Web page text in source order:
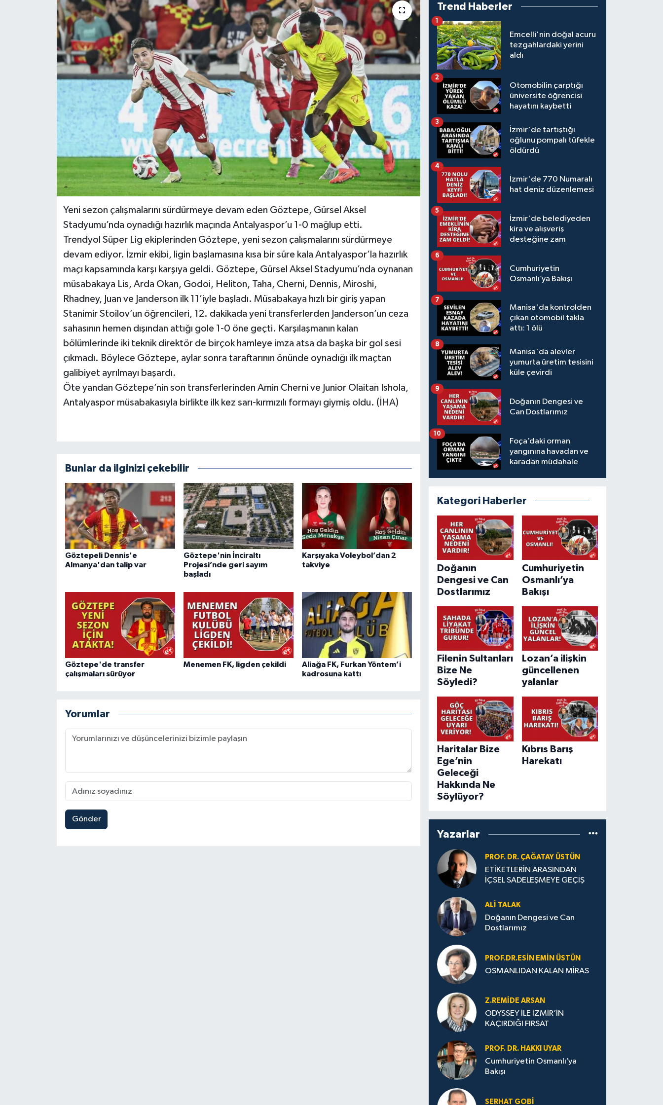
Yeni sezon çalışmalarını sürdürmeye devam eden Göztepe, Gürsel Aksel
Stadyumu’nda oynadığı hazırlık maçında Antalyaspor’u 1-0 mağlup etti.
Trendyol Süper Lig ekiplerinden Göztepe, yeni sezon çalışmalarını sürdürmeye
devam ediyor. İzmir ekibi, ligin başlamasına kısa bir süre kala Antalyaspor’la hazırlık
maçı kapsamında karşı karşıya geldi. Göztepe, Gürsel Aksel Stadyumu’nda oynanan
müsabakaya Lis, Arda Okan, Godoi, Heliton, Taha, Cherni, Dennis, Miroshi,
Rhadney, Juan ve Janderson ilk 11’iyle başladı. Müsabakaya hızlı bir giriş yapan
Stanimir Stoilov’un öğrencileri, 12. dakikada yeni transferlerden Janderson’un ceza
sahasının hemen dışından attığı gole 1-0 öne geçti. Karşılaşmanın kalan
bölümlerinde iki teknik direktör de birçok hamleye imza atsa da başka bir gol sesi
çıkmadı. Böylece Göztepe, aylar sonra taraftarının önünde oynadığı ilk maçtan
galibiyet ayrılmayı başardı.
Öte yandan Göztepe’nin son transferlerinden Amin Cherni ve Junior Olaitan Ishola,
Antalyaspor müsabakasıyla birlikte ilk kez sarı-kırmızılı formayı giymiş oldu. (İHA)
Bunlar da ilginizi çekebilir
Göztepeli Dennis'e
Almanya'dan talip var
Göztepe'nin İnciraltı
Projesi’nde geri sayım
başladı
Karşıyaka Voleybol’dan 2
takviye
Göztepe'de transfer
çalışmaları sürüyor
Menemen FK, ligden çekildi
Aliağa FK, Furkan Yöntem’i
kadrosuna kattı
Yorumlar
Gönder
Trend Haberler
Emcelli'nin doğal acuru
tezgahlardaki yerini
aldı
1
Otomobilin çarptığı
üniversite öğrencisi
hayatını kaybetti
2
İzmir'de tartıştığı
oğlunu pompalı tüfekle
öldürdü
3
İzmir'de 770 Numaralı
hat deniz düzenlemesi
4
İzmir'de belediyeden
kira ve alışveriş
desteğine zam
5
Cumhuriyetin
Osmanlı’ya Bakışı
6
Manisa'da kontrolden
çıkan otomobil takla
attı: 1 ölü
7
Manisa'da alevler
yumurta üretim tesisini
küle çevirdi
8
Doğanın Dengesi ve
Can Dostlarımız
9
Foça’daki orman
yangınına havadan ve
karadan müdahale
10
Kategori Haberler
Doğanın
Dengesi ve Can
Dostlarımız
Cumhuriyetin
Osmanlı’ya
Bakışı
Filenin Sultanları
Bize Ne
Söyledi?
Lozan’a ilişkin
güncellenen
yalanlar
Haritalar Bize
Ege’nin
Geleceği
Hakkında Ne
Söylüyor?
Kıbrıs Barış
Harekatı
Yazarlar
PROF. DR. ÇAĞATAY ÜSTÜN
ETİKETLERİN ARASINDAN
İÇSEL SADELEŞMEYE GEÇİŞ
ALI TALAK
Doğanın Dengesi ve Can
Dostlarımız
PROF.DR.ESIN EMIN ÜSTÜN
OSMANLIDAN KALAN MİRAS
Z.REMIDE ARSAN
ODYSSEY İLE İZMİR’İN
KAÇIRDIĞI FIRSAT
PROF. DR. HAKKI UYAR
Cumhuriyetin Osmanlı’ya
Bakışı
SERHAT GOBİ